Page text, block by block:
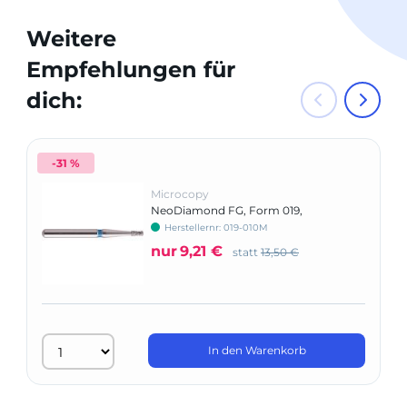
Weitere
Empfehlungen für
dich:
-31 %
Microcopy
NeoDiamond FG, Form 019,
umgekehrter Kegel mit Kragen
Herstellernr: 019-010M
nur9,21 € statt 13,50 €
In den Warenkorb